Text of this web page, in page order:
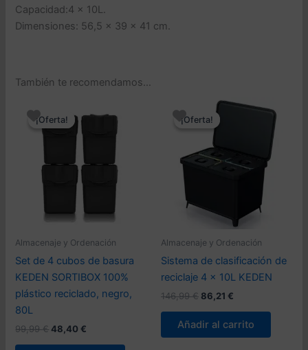
Capacidad:4 x 10L.
Dimensiones: 56,5 x 39 x 41 cm.
También te recomendamos…
¡Oferta!
¡Oferta!
Almacenaje y Ordenación
Set de 4 cubos de basura
KEDEN SORTIBOX 100%
plástico reciclado, negro,
80L
99,99€ El
48,40 €
¡Oferta!
¡Oferta!
Almacenaje y Ordenación
Sistema de clasificación de
reciclaje 4 x 10L KEDEN
146,99€ El
original
era:
86,21 €
actual
es:
Añadir al carrito